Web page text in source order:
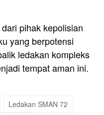
pihak kepolisian
yang berpotensi
ledakan kompleks
tempat aman ini.
Ledakan SMAN 72